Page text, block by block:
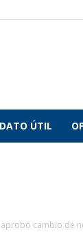
DATO ÚTIL
cambio de